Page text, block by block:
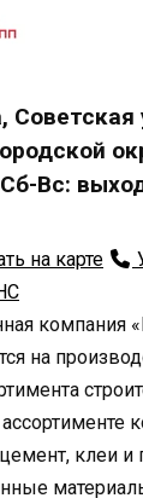
Советская
Вс:
на карте
компания
на
клеи и